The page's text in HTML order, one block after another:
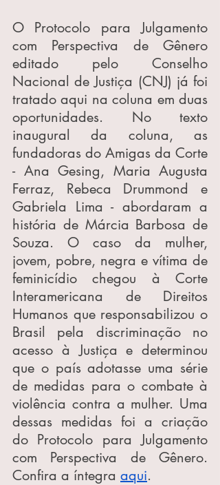
O Protocolo para Julgamento
com Perspectiva de Gênero
editado pelo Conselho
Nacional de Justiça (CNJ) já foi
tratado aqui na coluna em duas
oportunidades. No texto
inaugural da coluna, as
fundadoras do Amigas da Corte
- Ana Gesing, Maria Augusta
Ferraz, Rebeca Drummond e
Gabriela Lima - abordaram a
história de Márcia Barbosa de
Souza. O caso da mulher,
jovem, pobre, negra e vítima de
feminicídio chegou à Corte
Interamericana de Direitos
Humanos que responsabilizou o
Brasil pela discriminação no
acesso à Justiça e determinou
que o país adotasse uma série
de medidas para o combate à
violência contra a mulher. Uma
dessas medidas foi a criação
do Protocolo para Julgamento
com Perspectiva de Gênero.
Confira a íntegra aqui.